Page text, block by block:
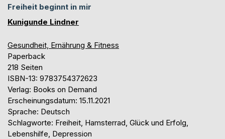
Freiheit beginnt in mir
Kunigunde Lindner
Gesundheit, Ernährung & Fitness
Paperback
218 Seiten
ISBN-13: 9783754372623
Verlag: Books on Demand
Erscheinungsdatum: 15.11.2021
Sprache: Deutsch
Schlagworte: Freiheit, Hamsterrad, Glück und Erfolg,
Lebenshilfe, Depression